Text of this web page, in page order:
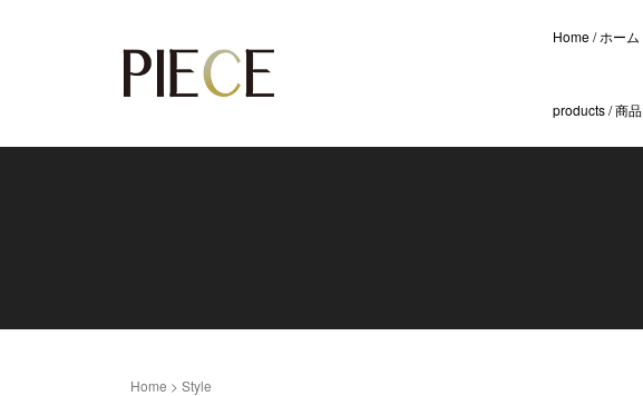
Home / ホーム
products / 商品
Home > Style